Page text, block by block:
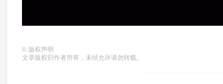
© 版权声明
文章版权归作者所有，未经允许请勿转载。